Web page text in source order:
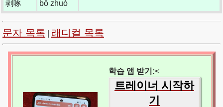
剥啄
bō zhuó
문자 목록 래디컬 목록
학습 앱 받기:<
트레이너 시작하
기